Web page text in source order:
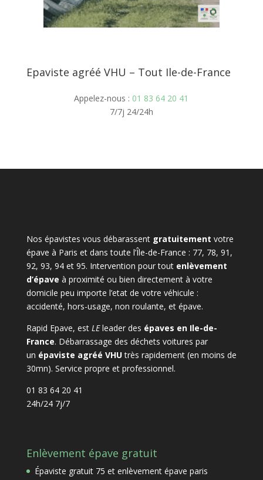
Epaviste agréé VHU – Tout Ile-de-France
Appelez-nous : 01 83 64 20 41
7/7j 24/24h
Nos épavistes vous débarassent gratuitement votre
épave à Paris et dans toute l’Île-de-France : 77, 78, 91,
92, 93, 94 et 95. Intervention pour tout enlèvement
d’épave à proximité ou bien directement à votre
domicile peu importe l’etat de votre véhicule :
accidenté, hors-usage, non roulante, et épave.
Rapid Epave, est LEleader des épaves en Ile-de-
France. Débarrassage des déchets voitures par
un épaviste agréé VHUtrès rapidement (en moins de
30mn). Service propre et professionnel.
01 83 64 20 41
24h/24 7j/7
Enlèvement épave gratuit
Épaviste gratuit 75 et enlèvement épave paris